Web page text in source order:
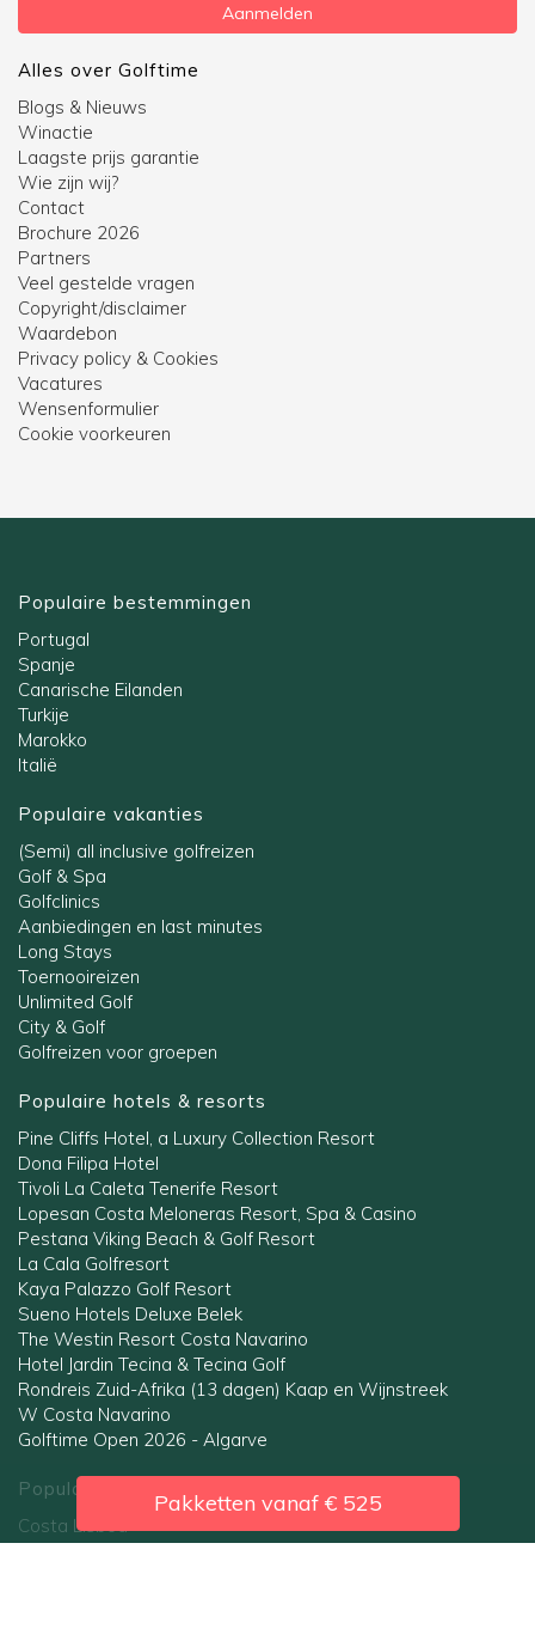
Pakketten vanaf € 525
Aanmelden
Alles over Golftime
Blogs & Nieuws
Winactie
Laagste prijs garantie
Wie zijn wij?
Contact
Brochure 2026
Partners
Veel gestelde vragen
Copyright/disclaimer
Waardebon
Privacy policy & Cookies
Vacatures
Wensenformulier
Cookie voorkeuren
Populaire bestemmingen
Portugal
Spanje
Canarische Eilanden
Turkije
Marokko
Italië
Populaire vakanties
(Semi) all inclusive golfreizen
Golf & Spa
Golfclinics
Aanbiedingen en last minutes
Long Stays
Toernooireizen
Unlimited Golf
City & Golf
Golfreizen voor groepen
Populaire hotels & resorts
Pine Cliffs Hotel, a Luxury Collection Resort
Dona Filipa Hotel
Tivoli La Caleta Tenerife Resort
Lopesan Costa Meloneras Resort, Spa & Casino
Pestana Viking Beach & Golf Resort
La Cala Golfresort
Kaya Palazzo Golf Resort
Sueno Hotels Deluxe Belek
The Westin Resort Costa Navarino
Hotel Jardin Tecina & Tecina Golf
Rondreis Zuid-Afrika (13 dagen) Kaap en Wijnstreek
W Costa Navarino
Golftime Open 2026 - Algarve
Populaire regio's
Costa Lisboa
Costa Blanca